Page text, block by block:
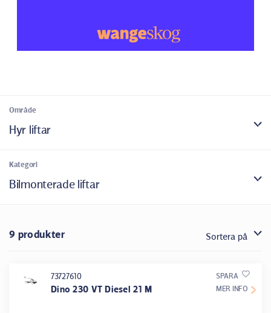
Område
Hyr liftar
Kategori
Bilmonterade liftar
9 produkter Sortera på
73727610
Dino 230 VT Diesel 21 M
SPARA
MER INFO